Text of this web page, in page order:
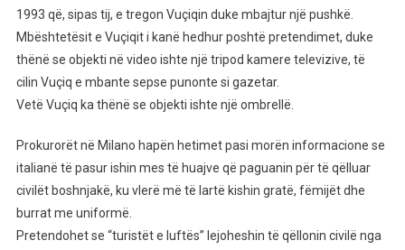
1993 që, sipas tij, e tregon Vuçiqin duke mbajtur një pushkë.
Mbështetësit e Vuçiqit i kanë hedhur poshtë pretendimet, duke
thënë se objekti në video ishte një tripod kamere televizive, të
cilin Vuçiq e mbante sepse punonte si gazetar.
Vetë Vuçiq ka thënë se objekti ishte një ombrellë.
Prokurorët në Milano hapën hetimet pasi morën informacione se
italianë të pasur ishin mes të huajve që paguanin për të qëlluar
civilët boshnjakë, ku vlerë më të lartë kishin gratë, fëmijët dhe
burrat me uniformë.
Pretendohet se “turistët e luftës” lejoheshin të qëllonin civilë nga